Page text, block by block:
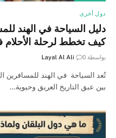
دول أخرى
كيف تخطط لرحلة الأحلام
بواسطة Layal Al Ali 0
تُعد السياحة في الهند للمسافرين
بين عبق التاريخ العريق وحيوية…